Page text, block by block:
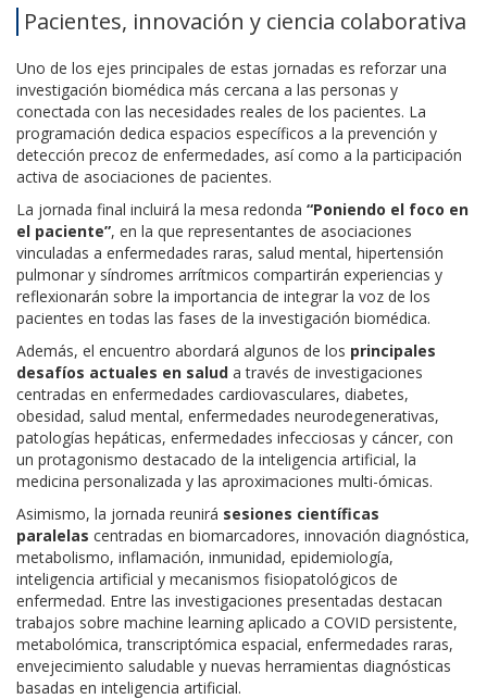
Pacientes, innovación y ciencia colaborativa
Uno de los ejes principales de estas jornadas es reforzar una
investigación biomédica más cercana a las personas y
conectada con las necesidades reales de los pacientes. La
programación dedica espacios específicos a la prevención y
detección precoz de enfermedades, así como a la participación
activa de asociaciones de pacientes.
La jornada final incluirá la mesa redonda “Poniendo el foco en
el paciente”, en la que representantes de asociaciones
vinculadas a enfermedades raras, salud mental, hipertensión
pulmonar y síndromes arrítmicos compartirán experiencias y
reflexionarán sobre la importancia de integrar la voz de los
pacientes en todas las fases de la investigación biomédica.
Además, el encuentro abordará algunos de los principales
desafíos actuales en salud a través de investigaciones
centradas en enfermedades cardiovasculares, diabetes,
obesidad, salud mental, enfermedades neurodegenerativas,
patologías hepáticas, enfermedades infecciosas y cáncer, con
un protagonismo destacado de la inteligencia artificial, la
medicina personalizada y las aproximaciones multi-ómicas.
Asimismo, la jornada reunirá sesiones científicas
paralelas centradas en biomarcadores, innovación diagnóstica,
metabolismo, inflamación, inmunidad, epidemiología,
inteligencia artificial y mecanismos fisiopatológicos de
enfermedad. Entre las investigaciones presentadas destacan
trabajos sobre machine learning aplicado a COVID persistente,
metabolómica, transcriptómica espacial, enfermedades raras,
envejecimiento saludable y nuevas herramientas diagnósticas
basadas en inteligencia artificial.